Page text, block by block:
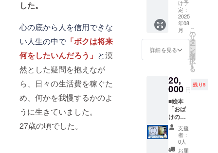
した。
心の底から人を信用できな
い人生の中で 「ボクは将来
何をしたいんだろう」 と漠
然とした疑問を抱えなが
ら、日々の生活費を稼ぐた
め、何かを我慢するかのよ
うに生きていました。
27歳の頃でした。
山噴
火、感
染症、
伝染病
社会的
事変
動、内
乱、テ
ロな
ど）、
争議行
為（ス
トライ
キ、
ロック
にお渡
しさせ
てくだ
さい。※
当日受
時、お
名前や
を確認
させて
頂きま
す。※天
災地変
（地
震、津
波、洪
水、台
会場へ
来るこ
とが難
しい場
合は、
池本の
メール
amの
DMにて
ご連絡
頂ける
と助か
りま
す。※8
月2日に
絵本を
受け取
絵の裏
には、
手書き
「Than
k
you♪」
ます。※
郵送で
しは受
け付け
ており
ませ
ん。※ど
うして
も当日
け取る
■※サイ
ズはA4
サイズ
ほどを
予定し
ており
ます。※
の方に
は、当
日手書
きでお
名前を
入れさ
せてい
ただき
ます。※
絵の裏
け予
定：
2025
年08
月
詳細を見る
こ
の
リ
タ
ー
ン
を
選
択
す
る
20,
000 円
残り5
■絵本
「おば
けの
パッ
チ」を
10冊
「絵本
支援
者：
0人
お届